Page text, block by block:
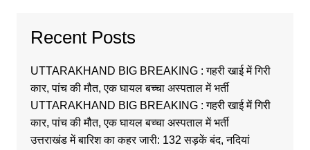
Recent Posts
UTTARAKHAND BIG BREAKING : गहरी खाई में गिरी
कार, पांच की मौत, एक घायल बच्चा अस्पताल में भर्ती
UTTARAKHAND BIG BREAKING : गहरी खाई में गिरी
कार, पांच की मौत, एक घायल बच्चा अस्पताल में भर्ती
उत्तराखंड में बारिश का कहर जारी: 132 सड़कें बंद, नदियां